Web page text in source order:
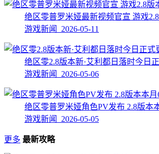
绝区零普罗米娅最新视频官宣 游戏
游戏新闻 2026-05-11
绝区零2.8版本新·艾利都日落时今日
游戏新闻 2026-05-06
绝区零普罗米娅角色PV发布 2.8版本
游戏新闻 2026-05-05
更多 最新攻略